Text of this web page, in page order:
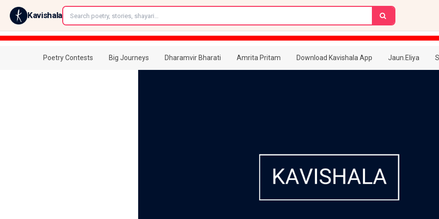
Kavishala
Poetry Contests Big Journeys Dharamvir Bharati Amrita Pritam Download Kavishala App Jaun.Eliya